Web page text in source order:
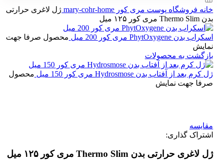
خانه فروشگاه پوست مری کور mary-cohr-home ژل لاغری حرارتی
بدن Thermo Slim مری کور ۱۲۵ میل
اسکراب بدن PhytOxygene مری کور 200 میل
محصول صرفا جهت
نمایش
بازگشت به محصولات
ژل کرم بعد از آفتاب بدن Hydrosmose مری کور 150 میل
محصول
صرفا جهت نمایش
مقایسه
اشتراک گذاری:
ژل لاغری حرارتی بدن Thermo Slim مری کور ۱۲۵ میل